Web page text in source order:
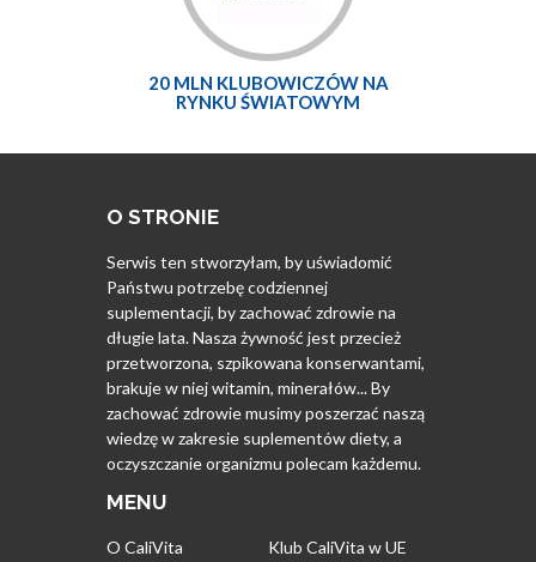
20 MLN KLUBOWICZÓW NA
RYNKU ŚWIATOWYM
O STRONIE
Serwis ten stworzyłam, by uświadomić
Państwu potrzebę codziennej
suplementacji, by zachować zdrowie na
długie lata. Nasza żywność jest przecież
przetworzona, szpikowana konserwantami,
brakuje w niej witamin, minerałów... By
zachować zdrowie musimy poszerzać naszą
wiedzę w zakresie suplementów diety, a
oczyszczanie organizmu polecam każdemu.
MENU
O CaliVita
Klub CaliVita w UE